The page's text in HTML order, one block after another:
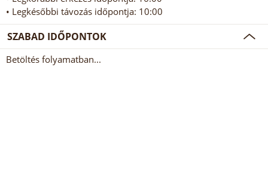
• Legkésőbbi távozás időpontja: 10:00
SZABAD IDŐPONTOK
Betöltés folyamatban...